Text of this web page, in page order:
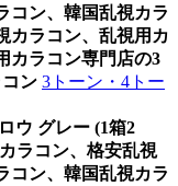
コン、韓国乱視カラ
カラコン、乱視用カ
カラコン専門店の3
ン 3トーン・4トー
ウ グレー (1箱2
ラコン、格安乱視
コン、韓国乱視カラ